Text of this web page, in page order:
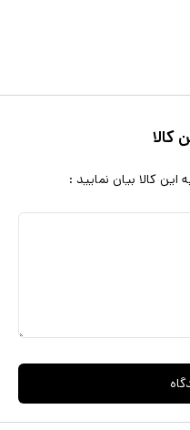
کالا
کالا بیان نمایید :